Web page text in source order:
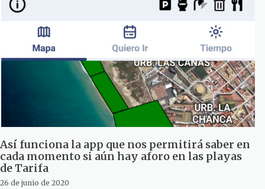
Así funciona la app que nos permitirá saber en
cada momento si aún hay aforo en las playas
de Tarifa
26 de junio de 2020